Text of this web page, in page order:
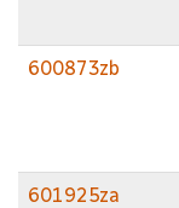
600873zb
601925za